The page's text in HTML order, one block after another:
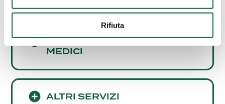
Rifiuta
CONSULENZE E SERVIZI
MEDICI
ALTRI SERVIZI